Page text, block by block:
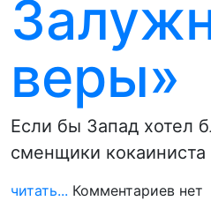
веры»
Если бы Запад хотел
сменщики
читать... Комментариев нет